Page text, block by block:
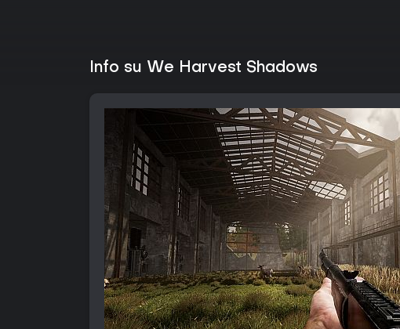
Info su We Harvest Shadows